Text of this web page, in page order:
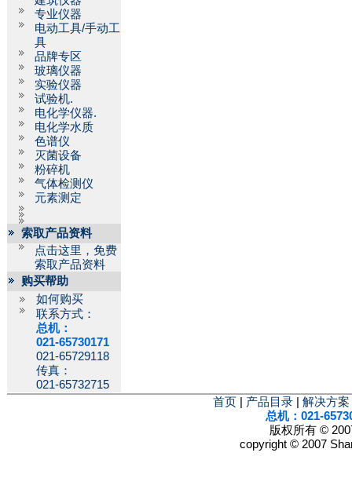
专业仪器
电动工具/手动工
具
品牌专区
玻璃仪器
实验仪器
试验机.
电化学仪器.
电化学水质
色谱仪
灭菌设备
粉碎机
气体检测仪
元素测定
索取产品资料
点击这里，免费
索取产品资料
购买帮助
如何购买
联系方式：
总机：
021-65730171
021-65729118
传真：
021-65732715
首页 产品目录 解决方案
总机：021-
版权所有 ©
copyright © 2007